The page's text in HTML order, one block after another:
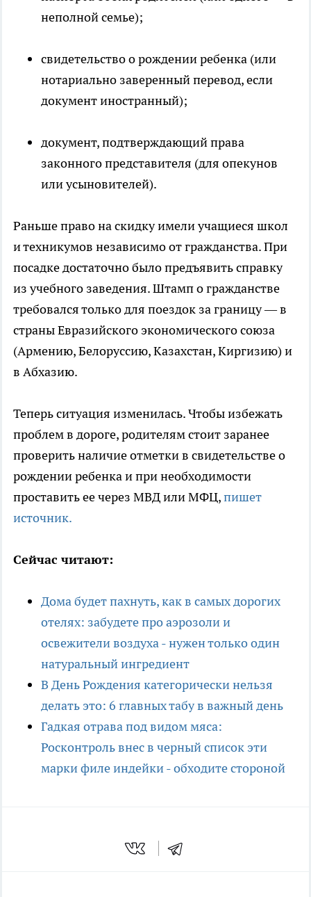
неполной семье);
свидетельство о рождении ребенка (или
нотариально заверенный перевод, если
документ иностранный);
документ, подтверждающий права
законного представителя (для опекунов
или усыновителей).
Раньше право на скидку имели учащиеся школ
и техникумов независимо от гражданства. При
посадке достаточно было предъявить справку
из учебного заведения. Штамп о гражданстве
требовался только для поездок за границу — в
страны Евразийского экономического союза
(Армению, Белоруссию, Казахстан, Киргизию) и
в Абхазию.
Теперь ситуация изменилась. Чтобы избежать
проблем в дороге, родителям стоит заранее
проверить наличие отметки в свидетельстве о
рождении ребенка и при необходимости
проставить ее через МВД или МФЦ,пишет
источник.
Сейчас читают:
Дома будет пахнуть, как в самых дорогих
отелях: забудете про аэрозоли и
освежители воздуха - нужен только один
натуральный ингредиент
В День Рождения категорически нельзя
делать это: 6 главных табу в важный день
Гадкая отрава под видом мяса:
Росконтроль внес в черный список эти
марки филе индейки - обходите стороной